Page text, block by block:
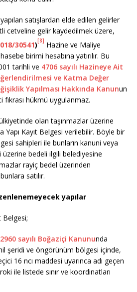
satışlardan elde edilen gelirler
cetveline gelir kaydedilmek üzere,
30541)[8] Hazine ve Maliye
birimi hesabına yatırılır. Bu
tarihli ve 4706 sayılı Hazineye Ait
ve Katma Değer
Yapılması Hakkında Kanunun
hükmü uygulanmaz.
olan taşınmazlar üzerine
Yapı Kayıt Belgesi verilebilir. Böyle bir
sahipleri ile bunların kanuni veya
bedeli ilgili belediyesine
rayiç bedel üzerinden
satılır.
yapılar
Belgesi;
2960 sayılı Boğaziçi Kanununda
şeridi ve öngörünüm bölgesi içinde,
16 ncı maddesi uyarınca adı geçen
ile listede sınır ve koordinatları